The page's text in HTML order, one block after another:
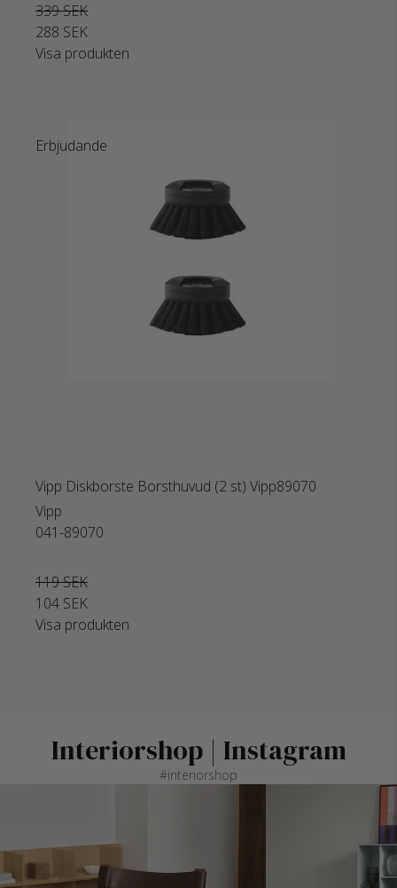
339 SEK
288 SEK
Visa produkten
Erbjudande
Vipp Diskborste Borsthuvud (2 st) Vipp89070
Vipp
041-89070
119 SEK
104 SEK
Visa produkten
Interiorshop | Instagram
#interiorshop